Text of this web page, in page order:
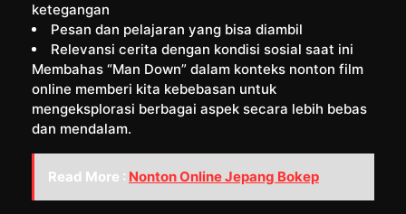
ketegangan
Pesan dan pelajaran yang bisa diambil
Relevansi cerita dengan kondisi sosial saat ini
Membahas “Man Down” dalam konteks nonton film
online memberi kita kebebasan untuk
mengeksplorasi berbagai aspek secara lebih bebas
dan mendalam.
Read More : Nonton Online Jepang Bokep